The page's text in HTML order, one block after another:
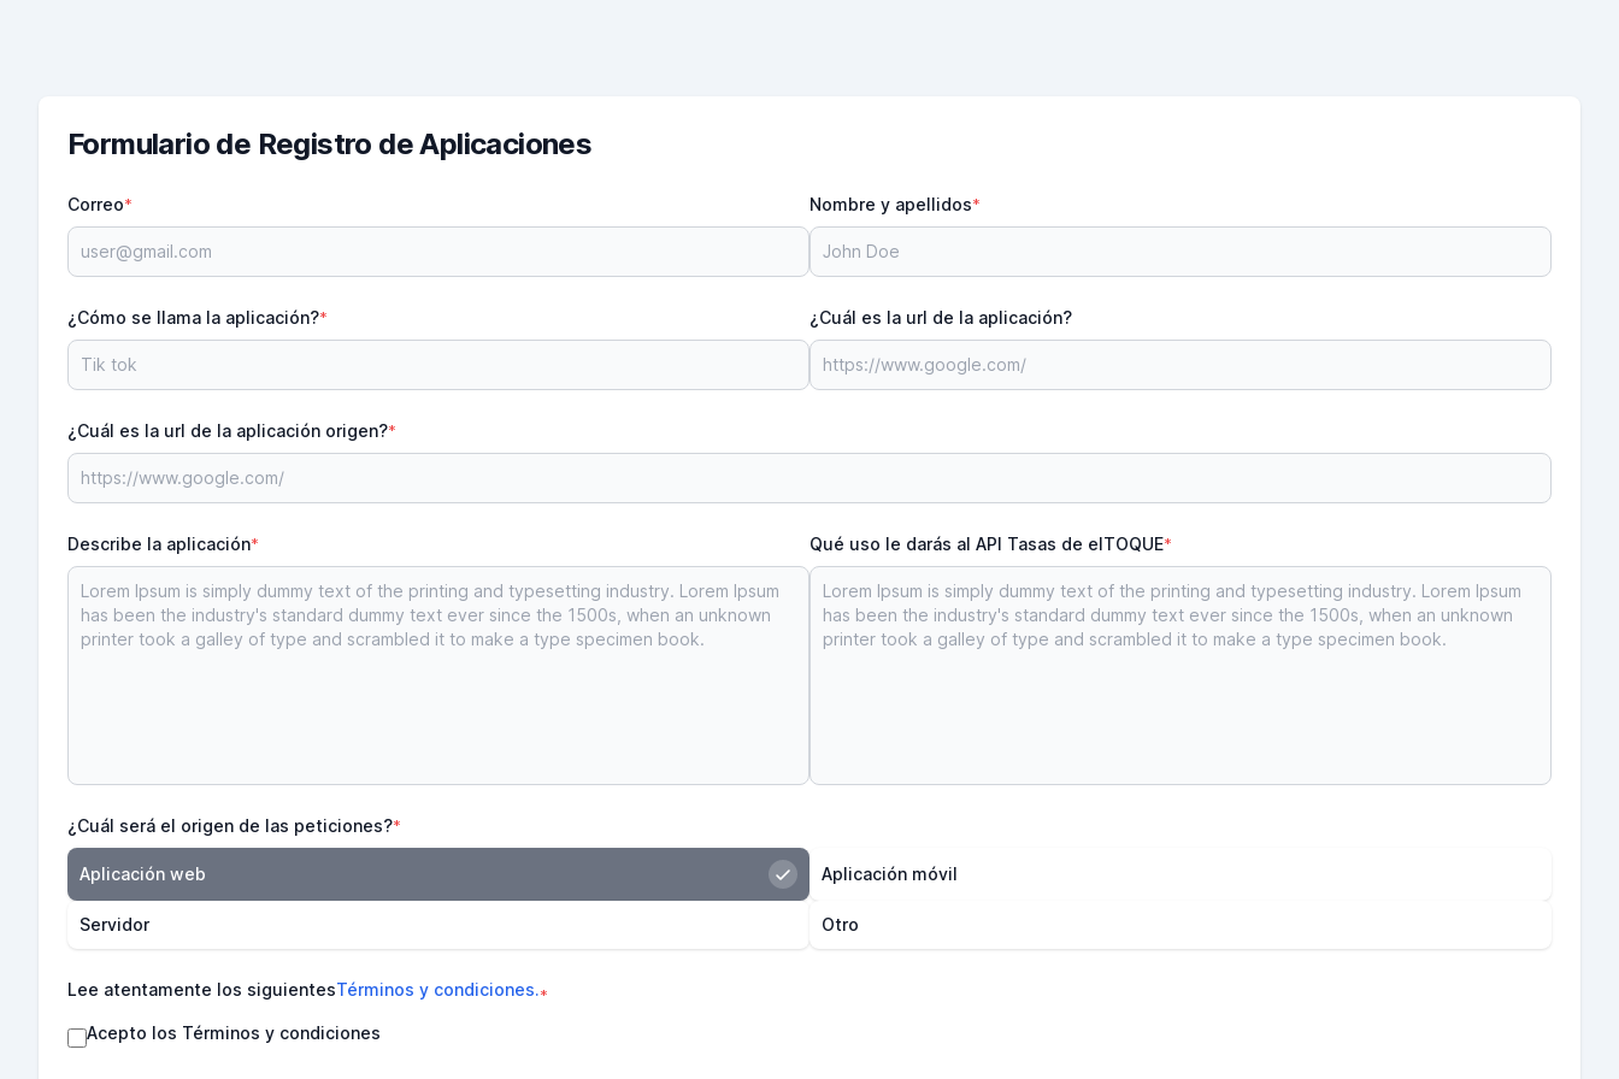
Formulario de Registro de Aplicaciones
Correo* Nombre y apellidos*
¿Cómo se llama la aplicación?* ¿Cuál es la url de la aplicación?
¿Cuál es la url de la aplicación origen?*
Describe la aplicación* Qué uso le darás al API Tasas de elTOQUE*
¿Cuál será el origen de las peticiones?*
Aplicación web Aplicación móvil
Servidor Otro
Lee atentamente los siguientesTérminos y condiciones.*
Acepto los Términos y condiciones